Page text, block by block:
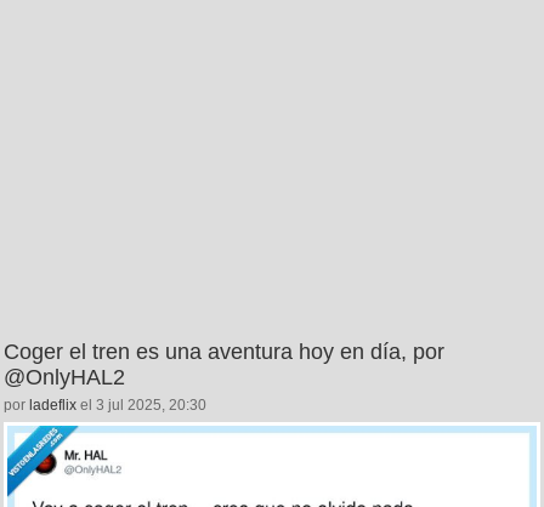
Coger el tren es una aventura hoy en día, por
@OnlyHAL2
por ladeflix el 3 jul 2025, 20:30